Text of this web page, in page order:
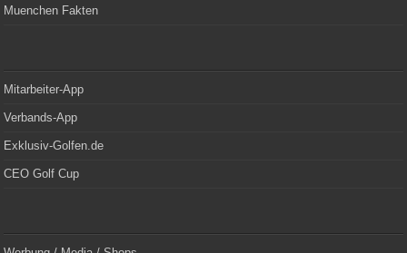
Muenchen Fakten
Mitarbeiter-App
Verbands-App
Exklusiv-Golfen.de
CEO Golf Cup